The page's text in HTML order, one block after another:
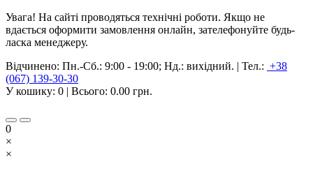
Увага! На сайті проводяться технічні роботи. Якщо не
вдається оформити замовлення онлайн, зателефонуйте будь-
ласка менеджеру.
Відчинено: Пн.-Сб.: 9:00 - 19:00; Нд.: вихідний. | Тел.: +38
(067) 139-30-30
У кошику: 0 | Всього: 0.00 грн.
0
×
×